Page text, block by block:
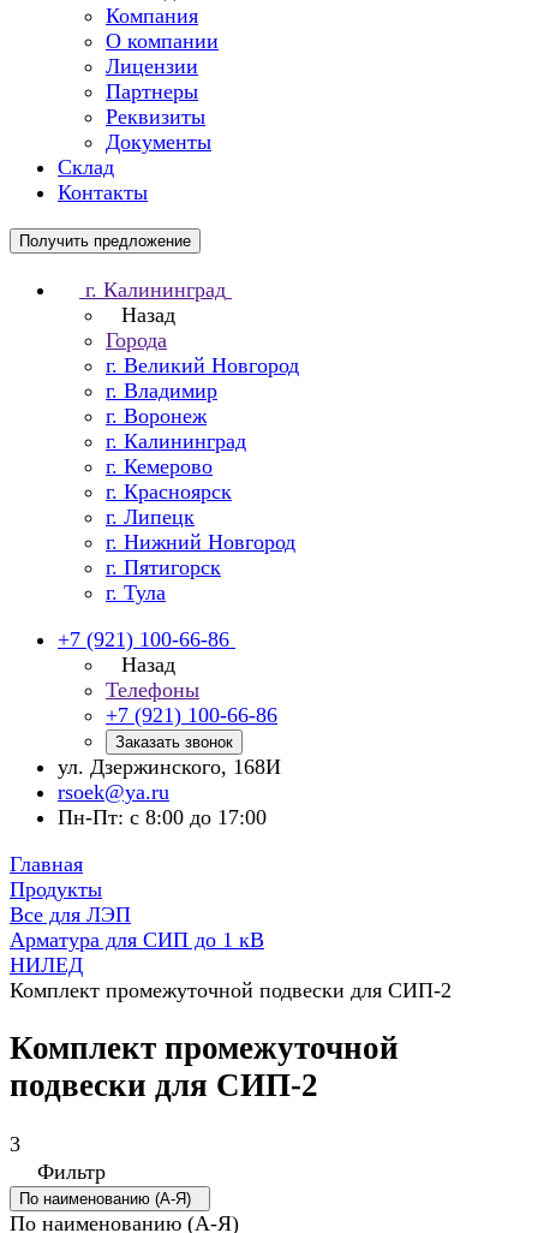
Компания
О компании
Лицензии
Партнеры
Реквизиты
Документы
Склад
Контакты
Получить предложение
г. Калининград
Назад
Города
г. Великий Новгород
г. Владимир
г. Воронеж
г. Калининград
г. Кемерово
г. Красноярск
г. Липецк
г. Нижний Новгород
г. Пятигорск
г. Тула
+7 (921) 100-66-86
Назад
Телефоны
+7 (921) 100-66-86
Заказать звонок
ул. Дзержинского, 168И
rsoek@ya.ru
Пн-Пт: с 8:00 до 17:00
Главная
Продукты
Все для ЛЭП
Арматура для СИП до 1 кВ
НИЛЕД
Комплект промежуточной подвески для СИП-2
Комплект промежуточной
подвески для СИП-2
3
Фильтр
По наименованию (А-Я)
По наименованию (А-Я)